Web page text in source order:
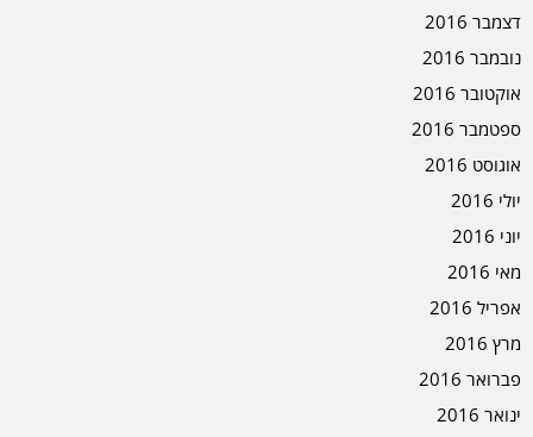
דצמבר 2016
נובמבר 2016
אוקטובר 2016
ספטמבר 2016
אוגוסט 2016
יולי 2016
יוני 2016
מאי 2016
אפריל 2016
מרץ 2016
פברואר 2016
ינואר 2016